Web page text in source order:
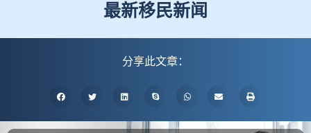
最新移民新闻​​
分享此文章：